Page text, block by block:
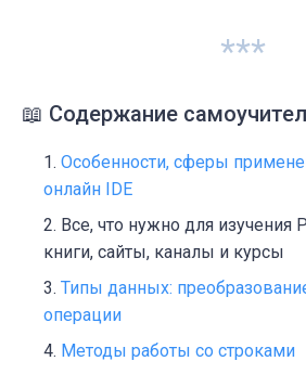
***
📖 Содержание
Особенности, сферы
онлайн IDE
Все, что нужно для изучения
книги, сайты, каналы и курсы
Типы данных:
операции
Методы работы со строками